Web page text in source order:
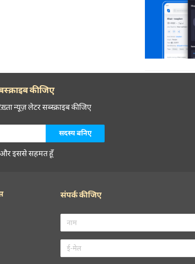
कीजिए
न्यूज़ लेटर सब्स्क्राइब कीजिए
इससे सहमत हूँ
संपर्क कीजिए